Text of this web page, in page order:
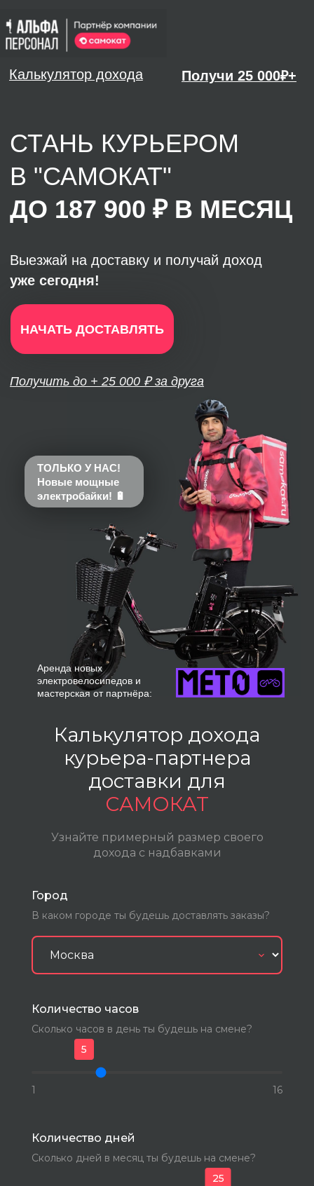
Калькулятор дохода
ДО 187 900 ₽ В МЕСЯЦ
Выезжай на доставку и получай доход
уже сегодня!
Аренда новых
электровелосипедов и
мастерская от партнёра:
ТОЛЬКО У НАС!
электробайки! 🔋
Калькулятор дохода
курьера-партнера
доставки для
САМОКАТ
Узнайте примерный размер своего
дохода с надбавками
Город
В каком городе ты будешь доставлять заказы?
Количество часов
Сколько часов в день ты будешь на смене?
5
1 16
Количество дней
Сколько дней в месяц ты будешь на смене?
25